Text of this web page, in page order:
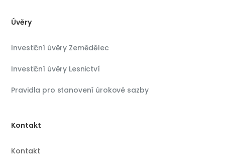
Úvěry
Investiční úvěry Zemědělec
Investiční úvěry Lesnictví
Pravidla pro stanovení úrokové sazby
Kontakt
Kontakt